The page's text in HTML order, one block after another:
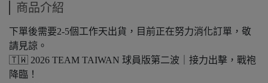
商品介紹
下單後需要2-5個工作天出貨，目前正在努力消化訂單，敬
請見諒。
🇹🇼 2026 TEAM TAIWAN 球員版第二波｜接力出擊，戰袍
降臨！